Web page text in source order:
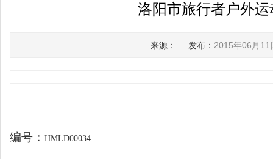
洛阳市旅行者户外
来源： 发布： 2015年06月11
编号： HMLD00034